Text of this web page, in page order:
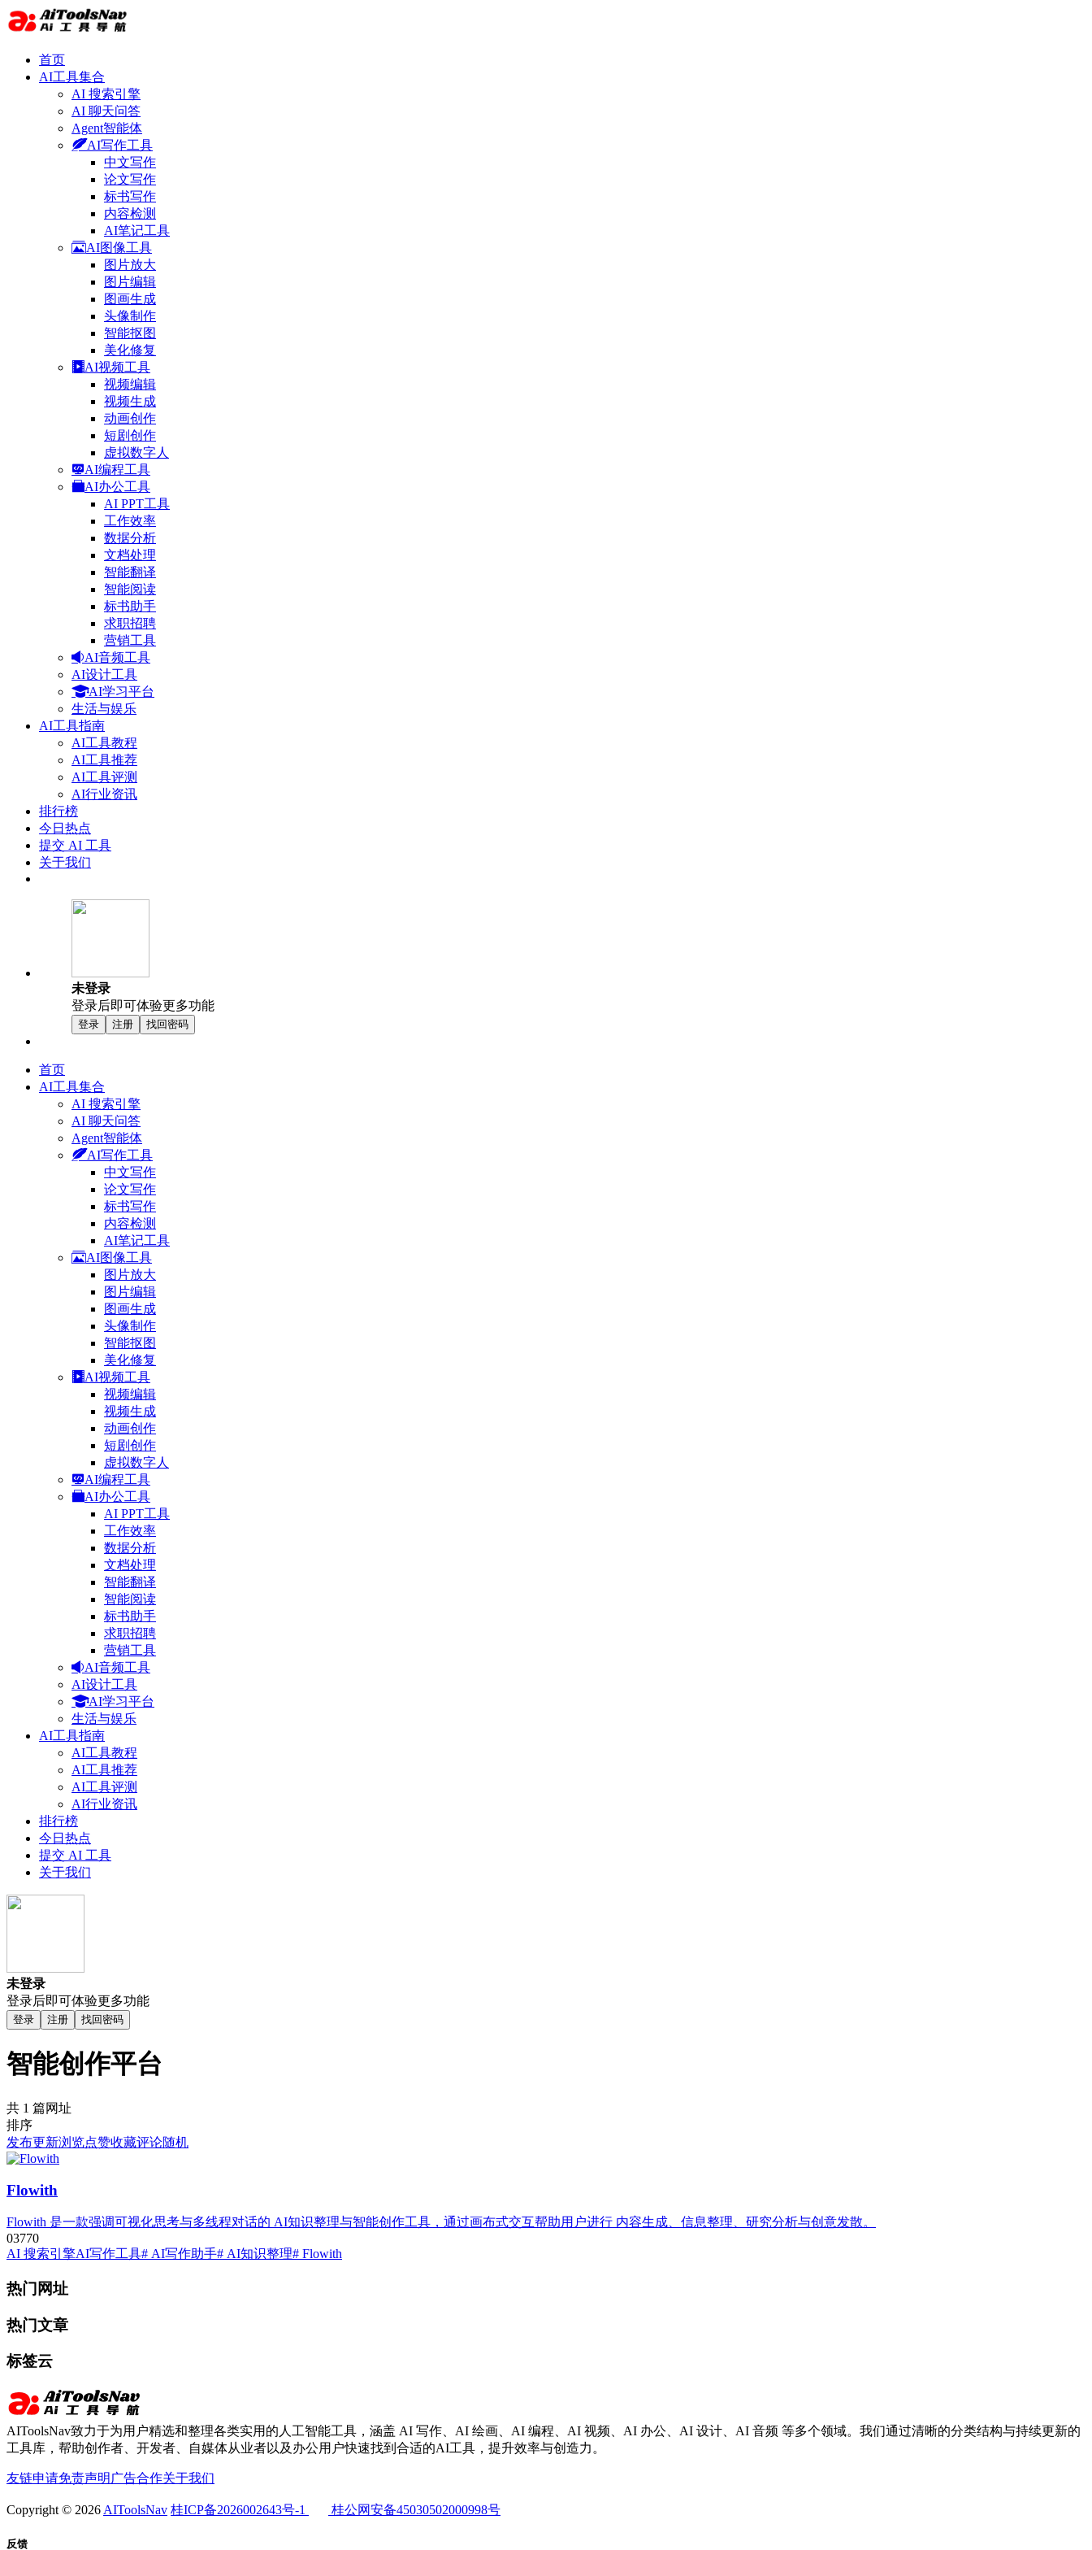
首页
AI工具集合
AI 搜索引擎
AI 聊天问答
Agent智能体
AI写作工具
中文写作
论文写作
标书写作
内容检测
AI笔记工具
AI图像工具
图片放大
图片编辑
图画生成
头像制作
智能抠图
美化修复
AI视频工具
视频编辑
视频生成
动画创作
短剧创作
虚拟数字人
AI编程工具
AI办公工具
AI PPT工具
工作效率
数据分析
文档处理
智能翻译
智能阅读
标书助手
求职招聘
营销工具
AI音频工具
AI设计工具
AI学习平台
生活与娱乐
AI工具指南
AI工具教程
AI工具推荐
AI工具评测
AI行业资讯
排行榜
今日热点
提交 AI 工具
关于我们
未登录
登录后即可体验更多功能
登录 注册 找回密码
首页
AI工具集合
AI 搜索引擎
AI 聊天问答
Agent智能体
AI写作工具
中文写作
论文写作
标书写作
内容检测
AI笔记工具
AI图像工具
图片放大
图片编辑
图画生成
头像制作
智能抠图
美化修复
AI视频工具
视频编辑
视频生成
动画创作
短剧创作
虚拟数字人
AI编程工具
AI办公工具
AI PPT工具
工作效率
数据分析
文档处理
智能翻译
智能阅读
标书助手
求职招聘
营销工具
AI音频工具
AI设计工具
AI学习平台
生活与娱乐
AI工具指南
AI工具教程
AI工具推荐
AI工具评测
AI行业资讯
排行榜
今日热点
提交 AI 工具
关于我们
未登录
登录后即可体验更多功能
登录 注册 找回密码
智能创作平台
共 1 篇网址
排序
发布更新浏览点赞收藏评论随机
Flowith
Flowith 是一款强调可视化思考与多线程对话的 AI知识整理与智能创作工具，通过画布式交互帮助用户进行 内容生成、信息整理、研究分析与创意发散。
03770
AI 搜索引擎AI写作工具# AI写作助手# AI知识整理# Flowith
热门网址
热门文章
标签云
AIToolsNav致力于为用户精选和整理各类实用的人工智能工具，涵盖 AI 写作、AI 绘画、AI 编程、AI 视频、AI 办公、AI 设计、AI 音频 等多个领域。我们通过清晰的分类结构与持续更新的
工具库，帮助创作者、开发者、自媒体从业者以及办公用户快速找到合适的AI工具，提升效率与创造力。
友链申请免责声明 广告合作关于我们
Copyright © 2026 AIToolsNav 桂ICP备2026002643号-1 桂公网安备45030502000998号
反馈